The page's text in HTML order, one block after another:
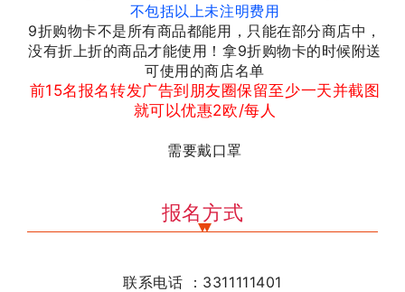
不包括以上未注明费用
9折购物卡不是所有商品都能用，只能在部分商店中，
没有折上折的商品才能使用！拿9折购物卡的时候附送
可使用的商店名单
前15名报名转发广告到朋友圈保留至少一天并截图
就可以优惠2欧/每人
需要戴口罩
报名方式
联系电话 ：3311111401